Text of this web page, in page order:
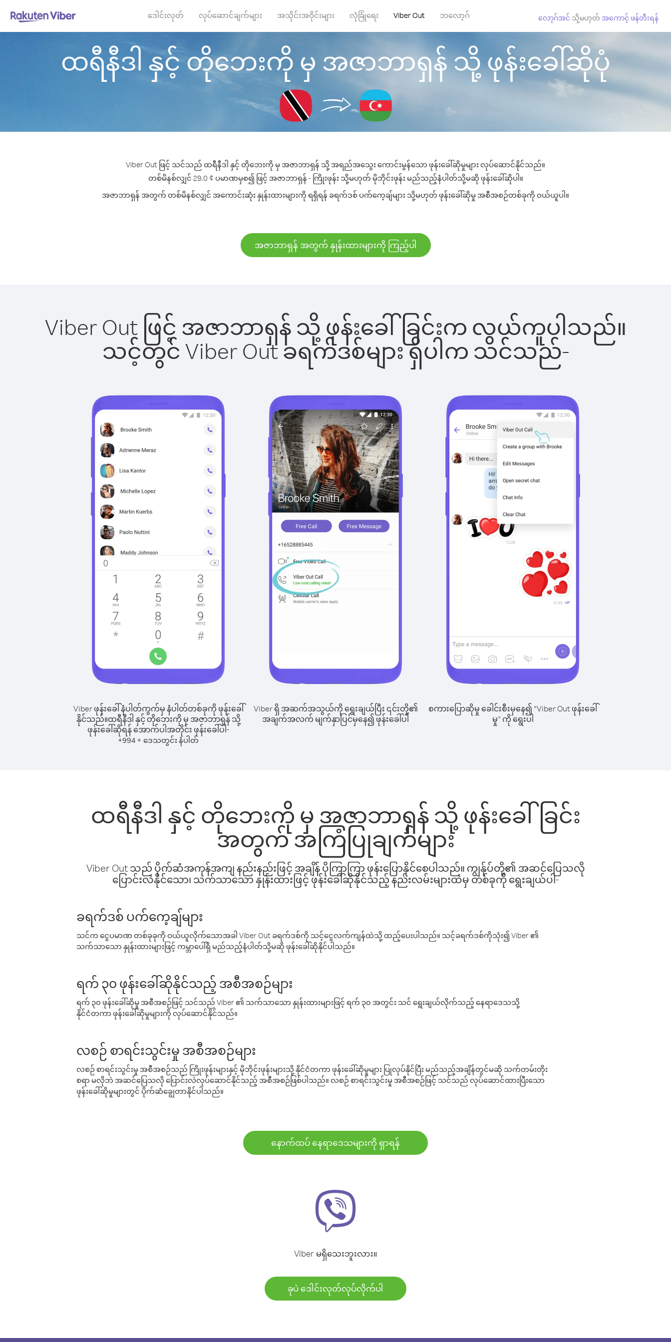
ဒေါင်းလုတ် လုပ်ဆောင်ချက်များ အသိုင်းအဝိုင်းများ လုံခြုံရေး Viber Out ဘလော့ဂ် လော့ဂ်အင် သို့မဟုတ် အကောင့် ဖန်တီးရန်
ထရီနီဒါ နှင့် တိုဘေးကို မှ အဇာဘာရှန် သို့ ဖုန်းခေါ်ဆိုပုံ
Viber Out ဖြင့် သင်သည် ထရီနီဒါ နှင့် တိုဘေးကို မှ အဇာဘာရှန် သို့ အရည်အသွေး ကောင်းမွန်သော ဖုန်းခေါ်ဆိုမှုများ လုပ်ဆောင်နိုင်သည်။
တစ်မိနစ်လျှင် 29.0 ¢ ပမာဏမှစ၍ ဖြင့် အဇာဘာရှန် - ကြိုးဖုန်း သို့မဟုတ် မိုဘိုင်းဖုန်း မည်သည့်နံပါတ်သို့မဆို ဖုန်းခေါ်ဆိုပါ။
အဇာဘာရှန် အတွက် တစ်မိနစ်လျှင် အကောင်းဆုံး နှုန်းထားများကို ရရှိရန် ခရက်ဒစ် ပက်ကေ့ချ်များ သို့မဟုတ် ဖုန်းခေါ်ဆိုမှု အစီအစဉ်တစ်ခုကို ဝယ်ယူပါ။
အဇာဘာရှန် အတွက် နှုန်းထားများကို ကြည့်ပါ
Viber Out ဖြင့် အဇာဘာရှန် သို့ ဖုန်းခေါ်ခြင်းက လွယ်ကူပါသည်။
သင့်တွင် Viber Out ခရက်ဒစ်များ ရှိပါက သင်သည်-
Viber ဖုန်းခေါ်နံပါတ်ကွက်မှ နံပါတ်တစ်ခုကို ဖုန်းခေါ်
နိုင်သည်။ထရီနီဒါ နှင့် တိုဘေးကို မှ အဇာဘာရှန် သို့
ဖုန်းခေါ်ဆိုရန် အောက်ပါအတိုင်း ဖုန်းခေါ်ပါ-
+994 + ဒေသတွင်း နံပါတ်
Viber ရှိ အဆက်အသွယ်ကို ရွေးချယ်ပြီး ၎င်းတို့၏
အချက်အလက် မျက်နှာပြင်မှနေ၍ ဖုန်းခေါ်ပါ
စကားပြောဆိုမှု ခေါင်းစီးမှနေ၍ “Viber Out ဖုန်းခေါ်
မှု” ကို ရွေးပါ
ထရီနီဒါ နှင့် တိုဘေးကို မှ အဇာဘာရှန် သို့ ဖုန်းခေါ်ခြင်း
အတွက် အကြံပြုချက်များ
Viber Out သည် ပိုက်ဆံအကုန်အကျ နည်းနည်းဖြင့် အချိန် ပိုကြာကြာ ဖုန်းပြောနိုင်စေပါသည်။ ကျွန်ုပ်တို့၏ အဆင်ပြေသလို
ပြောင်းလဲနိုင်သော၊ သက်သာသော နှုန်းထားဖြင့် ဖုန်းခေါ်ဆိုနိုင်သည့် နည်းလမ်းများထဲမှ တစ်ခုကို ရွေးချယ်ပါ-
ခရက်ဒစ် ပက်ကေ့ချ်များ
သင်က ငွေပမာဏ တစ်ခုခုကို ဝယ်ယူလိုက်သောအခါ Viber Out ခရက်ဒစ်ကို သင့်ငွေလက်ကျန်ထဲသို့ ထည့်ပေးပါသည်။ သင့်ခရက်ဒစ်ကိုသုံး၍ Viber ၏
သက်သာသော နှုန်းထားများဖြင့် ကမ္ဘာပေါ်ရှိ မည်သည့်နံပါတ်သို့မဆို ဖုန်းခေါ်ဆိုနိုင်ပါသည်။
ရက် ၃၀ ဖုန်းခေါ်ဆိုနိုင်သည့် အစီအစဉ်များ
ရက် ၃၀ ဖုန်းခေါ်ဆိုမှု အစီအစဉ်ဖြင့် သင်သည် Viber ၏ သက်သာသော နှုန်းထားများဖြင့် ရက် ၃၀ အတွင်း သင် ရွေးချယ်လိုက်သည့် နေရာဒေသသို့
နိုင်ငံတကာ ဖုန်းခေါ်ဆိုမှုများကို လုပ်ဆောင်နိုင်သည်။
လစဉ် စာရင်းသွင်းမှု အစီအစဉ်များ
လစဉ် စာရင်းသွင်းမှု အစီအစဉ်သည် ကြိုးဖုန်းများနှင့် မိုဘိုင်းဖုန်းများသို့ နိုင်ငံတကာ ဖုန်းခေါ်ဆိုမှုများ ပြုလုပ်နိုင်ပြီး မည်သည့်အချိန်တွင်မဆို သက်တမ်းတိုး
စရာ မလိုဘဲ အဆင်ပြေသလို ပြောင်းလဲလုပ်ဆောင်နိုင်သည့် အစီအစဉ်ဖြစ်ပါသည်။ လစဉ် စာရင်းသွင်းမှု အစီအစဉ်ဖြင့် သင်သည် လုပ်ဆောင်ထားပြီးသော
ဖုန်းခေါ်ဆိုမှုများတွင် ပိုက်ဆံချွေတာနိုင်ပါသည်။
နောက်ထပ် နေရာဒေသများကို ရှာရန်
Viber မရှိသေးဘူးလား။
ခုပဲ ဒေါင်းလုတ်လုပ်လိုက်ပါ